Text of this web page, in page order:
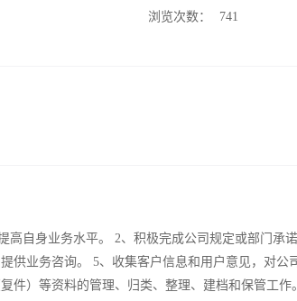
浏览次数：
741
自身业务水平。 2、积极完成公司规定或部门承诺
供业务咨询。 5、收集客户信息和用户意见，对公
）等资料的管理、归类、整理、建档和保管工作